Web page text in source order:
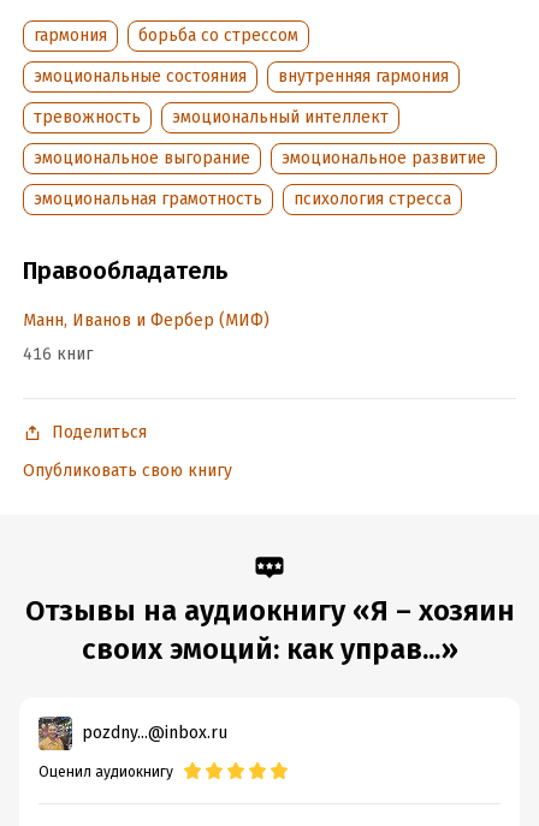
гармония
борьба со стрессом
эмоциональные состояния
внутренняя гармония
тревожность
эмоциональный интеллект
эмоциональное выгорание
эмоциональное развитие
эмоциональная грамотность
психология стресса
Правообладатель
Манн, Иванов и Фербер (МИФ)
416 книг
Поделиться
Опубликовать свою книгу
Отзывы на аудиокнигу «Я – хозяин
своих эмоций: как управ...»
pozdny...@inbox.ru
Оценил аудиокнигу